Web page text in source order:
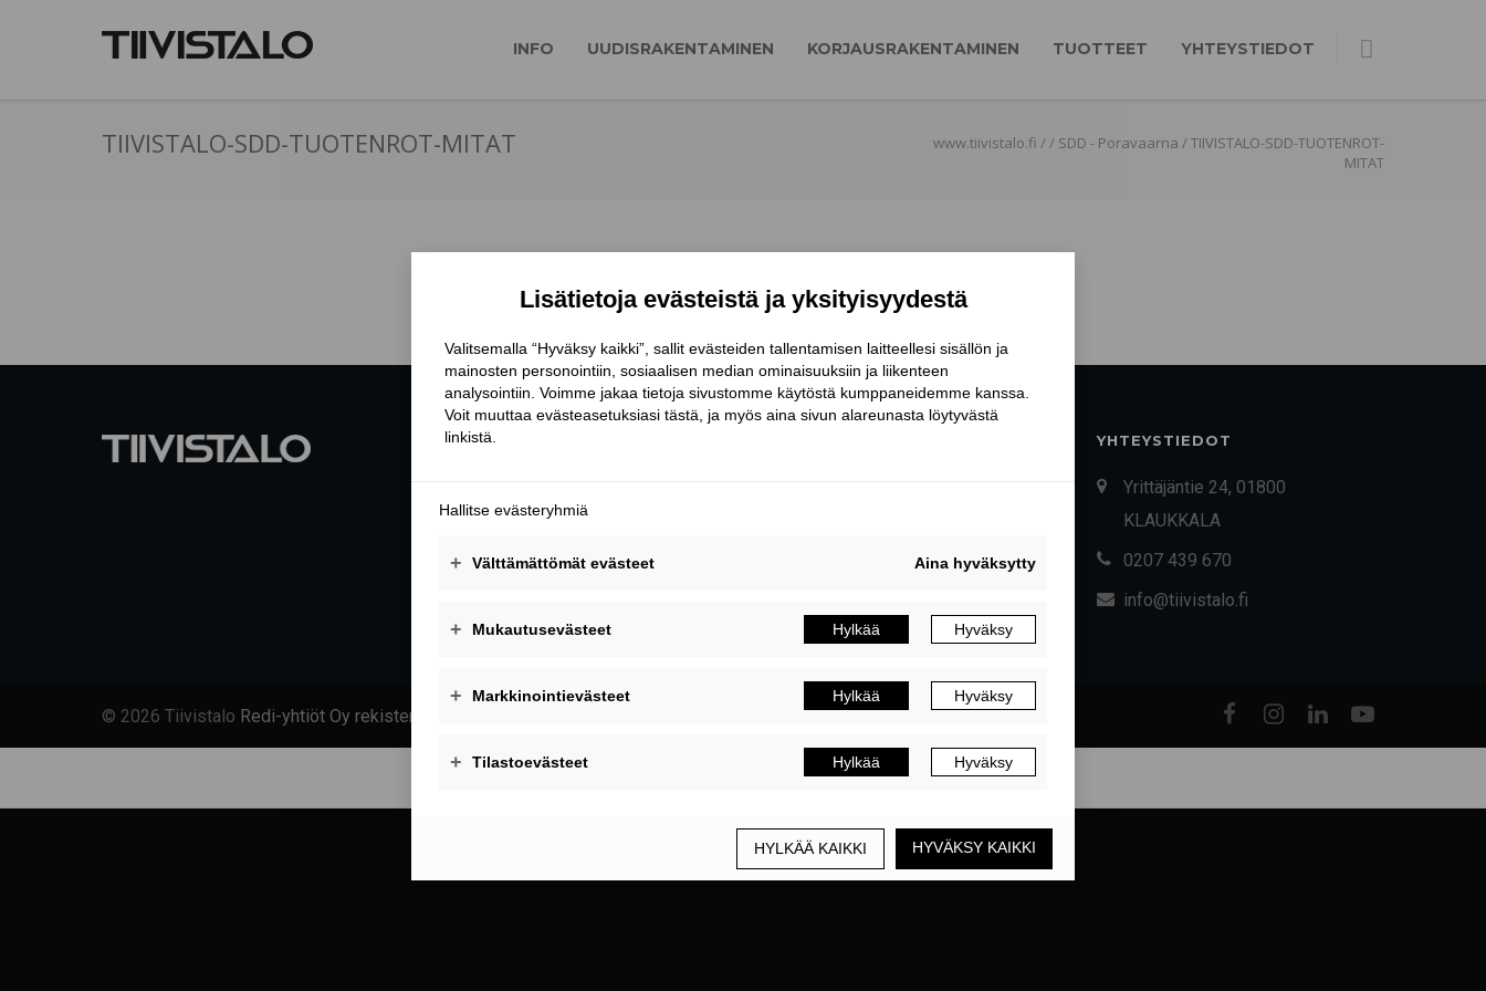
INFO UUDISRAKENTAMINEN KORJAUSRAKENTAMINEN TUOTTEET YHTEYSTIEDOT
TIIVISTALO-SDD-TUOTENROT-MITAT www.tiivistalo.fi // SDD - Poravaarna /TIIVISTALO-SDD-TUOTENROT-
MITAT
YHTEYSTIEDOT
Yrittäjäntie 24, 01800
KLAUKKALA
0207 439 670
info@tiivistalo.fi
© 2026 Tiivistalo Redi-yhtiöt Oy rekisteriseloste
MUOKKAA EVÄSTEASETUKSIA